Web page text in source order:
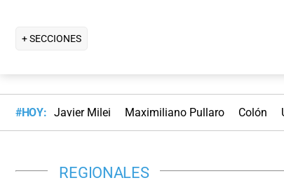
+ SECCIONES
#HOY: Javier Milei Maximiliano Pullaro Colón
REGIONALES